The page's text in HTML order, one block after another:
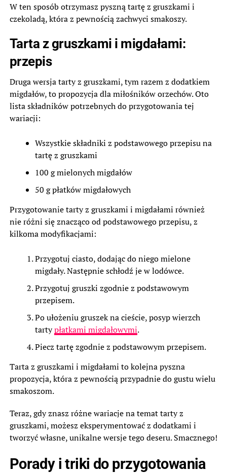
W ten sposób otrzymasz pyszną tartę z gruszkami i
czekoladą, która z pewnością zachwyci smakoszy.
Tarta z gruszkami i migdałami:
przepis
Druga wersja tarty z gruszkami, tym razem z dodatkiem
migdałów, to propozycja dla miłośników orzechów. Oto
lista składników potrzebnych do przygotowania tej
wariacji:
Wszystkie składniki z podstawowego przepisu na
tartę z gruszkami
100 g mielonych migdałów
50 g płatków migdałowych
Przygotowanie tarty z gruszkami i migdałami również
nie różni się znacząco od podstawowego przepisu, z
kilkoma modyfikacjami:
Przygotuj ciasto, dodając do niego mielone
migdały. Następnie schłodź je w lodówce.
Przygotuj gruszki zgodnie z podstawowym
przepisem.
Po ułożeniu gruszek na cieście, posyp wierzch
tartypłatkami migdałowymi.
Piecz tartę zgodnie z podstawowym przepisem.
Tarta z gruszkami i migdałami to kolejna pyszna
propozycja, która z pewnością przypadnie do gustu wielu
smakoszom.
Teraz, gdy znasz różne wariacje na temat tarty z
gruszkami, możesz eksperymentować z dodatkami i
tworzyć własne, unikalne wersje tego deseru. Smacznego!
Porady i triki do przygotowania